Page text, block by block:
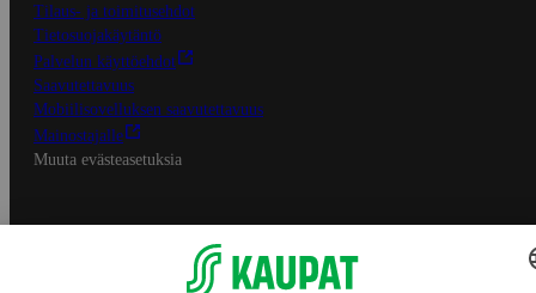
Tilaus- ja toimitusehdot
Tietosuojakäytäntö
Palvelun käyttöehdot
Saavutettavuus
Mobiilisovelluksen saavutettavuus
Mainostajalle
Muuta evästeasetuksia
S-ryhmän palvelut